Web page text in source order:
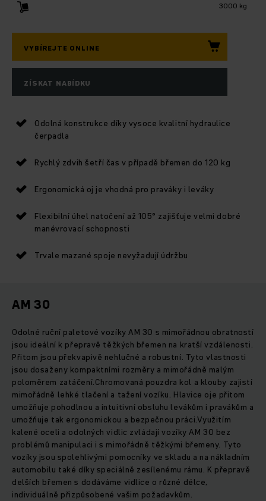
3000 kg
VYBÍREJTE ONLINE
ZÍSKAT NABÍDKU
Odolná konstrukce díky vysoce kvalitní hydraulice
čerpadla
Rychlý zdvih šetří čas v případě břemen do 120 kg
Ergonomická oj je vhodná pro praváky i leváky
Flexibilní úhel natočení až 105° zajišťuje velmi dobré
manévrovací schopnosti
Trvale mazané spoje nevyžadují údržbu
AM 30
Odolné ruční paletové vozíky AM 30 s mimořádnou obratností
jsou ideální k přepravě těžkých břemen na kratší vzdálenosti.
Přitom jsou překvapivě nehlučné a robustní. Tyto vlastnosti
jsou dosaženy kompaktními rozměry a mimořádně malým
poloměrem zatáčení.Chromovaná pouzdra kol a klouby zajistí
mimořádně lehké tlačení a tažení vozíku. Hlavice oje přitom
umožňuje pohodlnou a intuitivní obsluhu levákům i pravákům a
umožňuje tak ergonomickou a bezpečnou práci.Využitím
kalené oceli a odolných vidlic zvládají vozíky AM 30 bez
problémů manipulaci i s mimořádně těžkými břemeny. Tyto
vozíky jsou spolehlivými pomocníky ve skladu a na nákladním
automobilu také díky speciálně zesílenému rámu. K přepravě
delších břemen s dodáváme vidlice o různé délce,
individuálně přizpůsobené vašim požadavkům.